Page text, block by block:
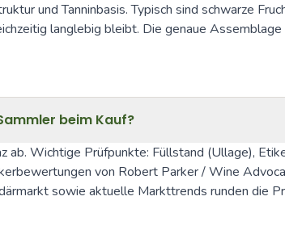
und Tanninbasis. Typisch sind schwarze
langlebig bleibt. Die genaue Assemblage
beim Kauf?
ab. Wichtige Prüfpunkte: Füllstand (Ullage),
von Robert Parker / Wine
sowie aktuelle Markttrends runden die